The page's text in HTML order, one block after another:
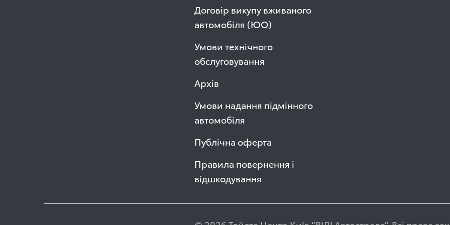
Договір викупу вживаного
автомобіля (ЮО)
Умови технічного
обслуговування
Архів
Умови надання підмінного
автомобіля
Публічна оферта
Правила повернення і
відшкодування